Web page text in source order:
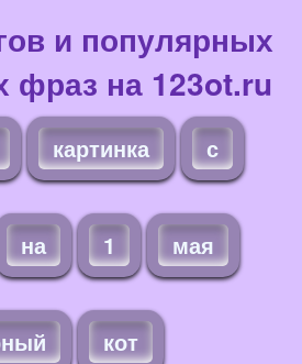
и популярных
фраз на 123ot.ru
картинка с
на 1 мая
кот